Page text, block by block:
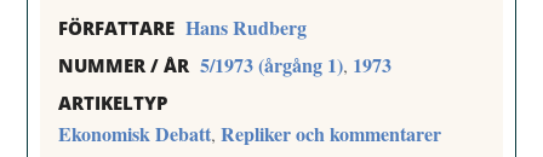
FÖRFATTARE Hans Rudberg
NUMMER / ÅR 5/1973 (årgång 1), 1973
ARTIKELTYP
Ekonomisk Debatt,Repliker och kommentarer